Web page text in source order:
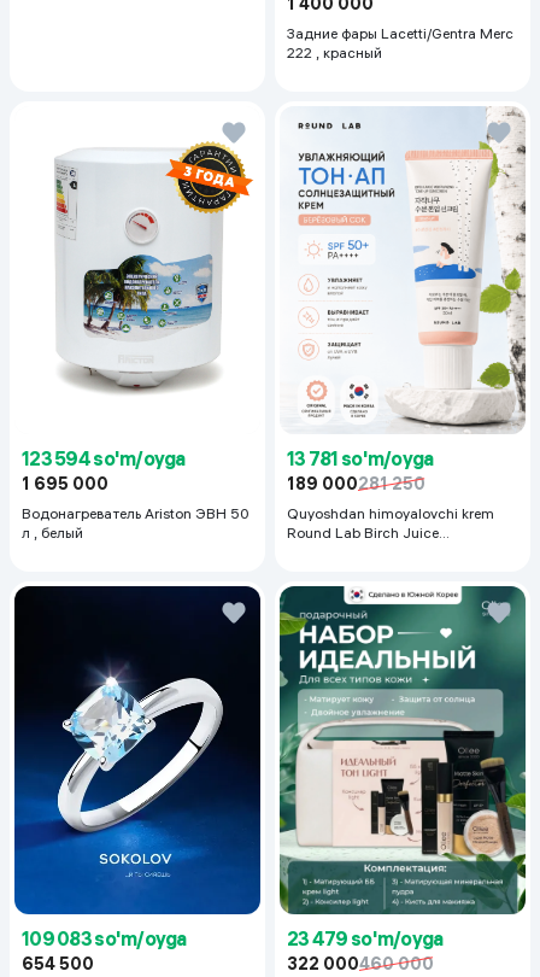
Задние фары Lacetti/Gentra Merc
222 , красный
123 594 so'm/oyga
1 695 000
Водонагреватель Ariston ЭВН 50
л , белый
13 781 so'm/oyga
189 000281 250
Quyoshdan himoyalovchi krem
Round Lab Birch Juice
109 083 so'm/oyga
654 500
23 479 so'm/oyga
322 000460 000